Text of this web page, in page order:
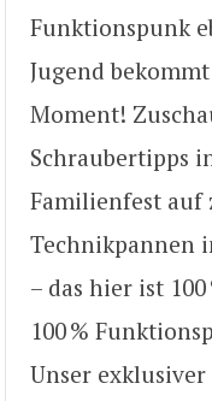
Funktionspunk
Jugend
Moment!
Schraubertipps
Familienfest auf
Technikpannen
– das hier ist 100
100 %
Unser